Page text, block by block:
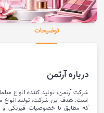
توضیحات
درباره آرتمن
شرکت آرتمن، تولید کننده انواع
است. هدف این شرکت، تولید انواع
که مطابق با خصوصیات فیزیکی و